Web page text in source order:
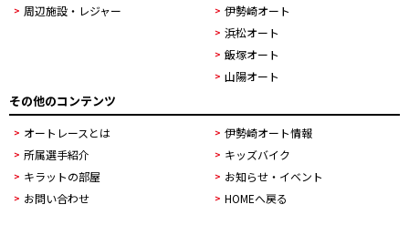
周辺施設・レジャー
伊勢崎オート
浜松オート
飯塚オート
山陽オート
その他のコンテンツ
オートレースとは
伊勢崎オート情報
所属選手紹介
キッズバイク
キラットの部屋
お知らせ・イベント
お問い合わせ
HOMEへ戻る